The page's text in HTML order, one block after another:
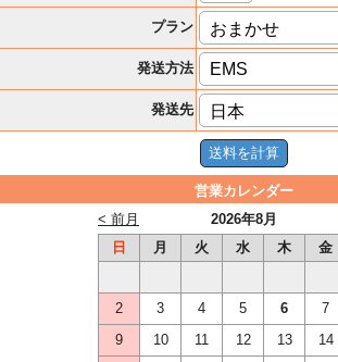
プラン
発送方法
発送先
営業カレンダー
2026年8月
< 前月
日
月 火 水 木 金
2
3 4 5 6 7
9
10 11 12 13 14